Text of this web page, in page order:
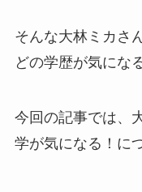
そんな大林ミカさ
どの学歴が気にな
今回の記事では、
学が気になる！に